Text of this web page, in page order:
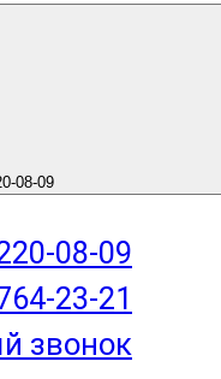
08-09
08-09
23-21
звонок